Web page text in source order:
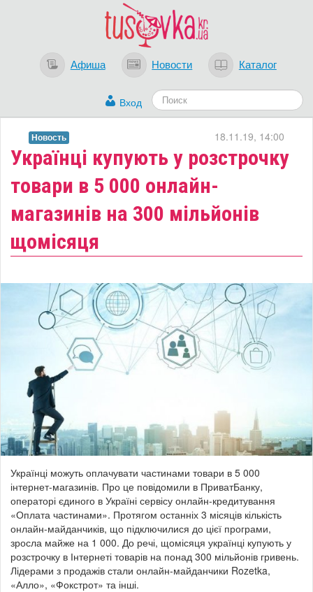
Афиша Новости Каталог
Вход
​Українці купують у розстрочку
товари в 5 000 онлайн-
магазинів на 300 мільйонів
щомісяця
18.11.19, 14:00
Новость
Українці можуть оплачувати частинами товари в 5 000
інтернет-магазинів. Про це повідомили в ПриватБанку,
операторі єдиного в Україні сервісу онлайн-кредитування
«Оплата частинами». Протягом останніх 3 місяців кількість
онлайн-майданчиків, що підключилися до цієї програми,
зросла майже на 1 000. До речі, щомісяця українці купують у
розстрочку в Інтернеті товарів на понад 300 мільйонів гривень.
Лідерами з продажів стали онлайн-майданчики Rozetka,
«Алло», «Фокстрот» та інші.